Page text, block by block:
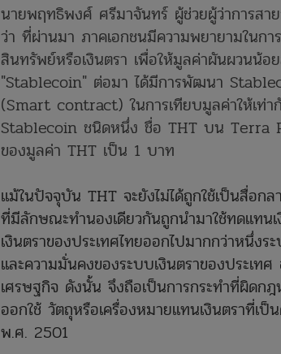
นายพฤทธิพงศ์ ศรีมาจันทร์ ผู้ช่วยผู้ว่าการสา
ว่า ที่ผ่านมา ภาคเอกชนมีความพยายามในก
สินทรัพย์หรือเงินตรา เพื่อให้มูลค่าผันผวนน้อย
"Stablecoin" ต่อมา ได้มีการพัฒนา
(Smart contract) ในการเทียบมูลค่าให้เท่า
Stablecoin ชนิดหนึ่ง ชื่อ THT บน Terra
ของมูลค่า THT เป็น 1 บาท
แม้ในปัจจุบัน THT จะยังไม่ได้ถูกใช้เป็นสื่อ
ที่มีลักษณะทำนองเดียวกันถูกนำมาใช้ทดแทนเ
เงินตราของประเทศไทยออกไปมากกว่าหนึ่ง
และความมั่นคงของระบบเงินตราของประเท
เศรษฐกิจ ดังนั้น จึงถือเป็นการกระทำที่ผิดก
ออกใช้ วัตถุหรือเครื่องหมายแทนเงินตราที่เ
พ.ศ. 2501